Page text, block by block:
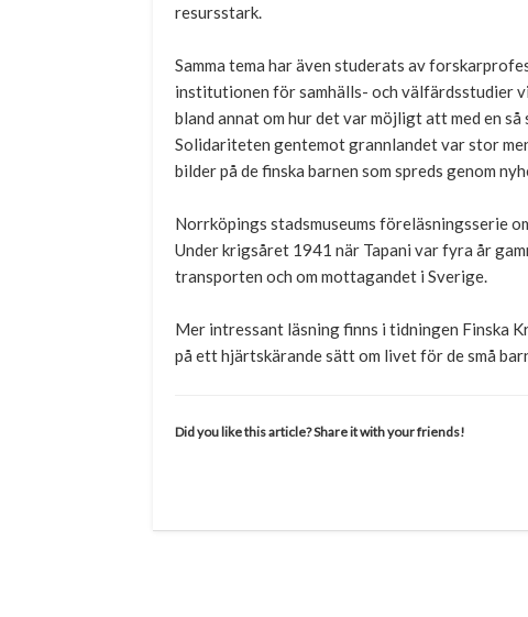
resursstark.
Samma tema har även studerats av
institutionen för samhälls- och välfärdsstudier
bland annat om hur det var möjligt att med en
Solidariteten gentemot grannlandet var stor
bilder på de finska barnen som spreds genom
Norrköpings stadsmuseums föreläsningsserie
Under krigsåret 1941 när Tapani var fyra år
transporten och om mottagandet i Sverige.
Mer intressant läsning finns i tidningen Finska
på ett hjärtskärande sätt om livet för de små
Did you like this article? Share it with your friends!